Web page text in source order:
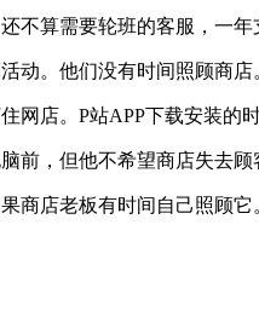
算需要轮班的客服，一年
。他们没有时间照顾商店
店。P站APP下载安装的时
，但他不希望商店失去顾
店老板有时间自己照顾它